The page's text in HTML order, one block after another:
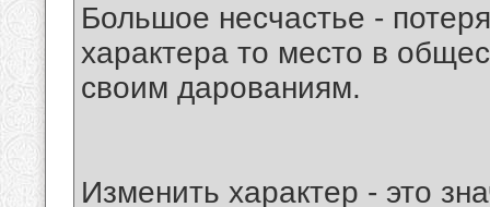
Большое несчастье -
характера то место в
своим дарованиям.
Изменить характер - это